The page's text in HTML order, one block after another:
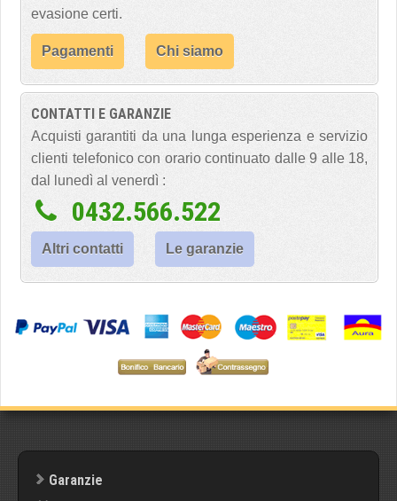
evasione certi.
Pagamenti Chi siamo
CONTATTI E GARANZIE
Acquisti garantiti da una lunga esperienza e servizio
clienti telefonico con orario continuato dalle 9 alle 18,
dal lunedì al venerdì :
0432.566.522
Altri contatti Le garanzie
Garanzie